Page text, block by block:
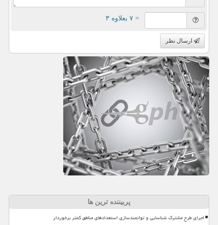
= ۷ بعلاوه ۳
ارسال نظر
پربیننده ترین ها
اجرای طرح مشترک شناسایی و توانمندسازی استعدادهای مناطق کمتر برخوردار